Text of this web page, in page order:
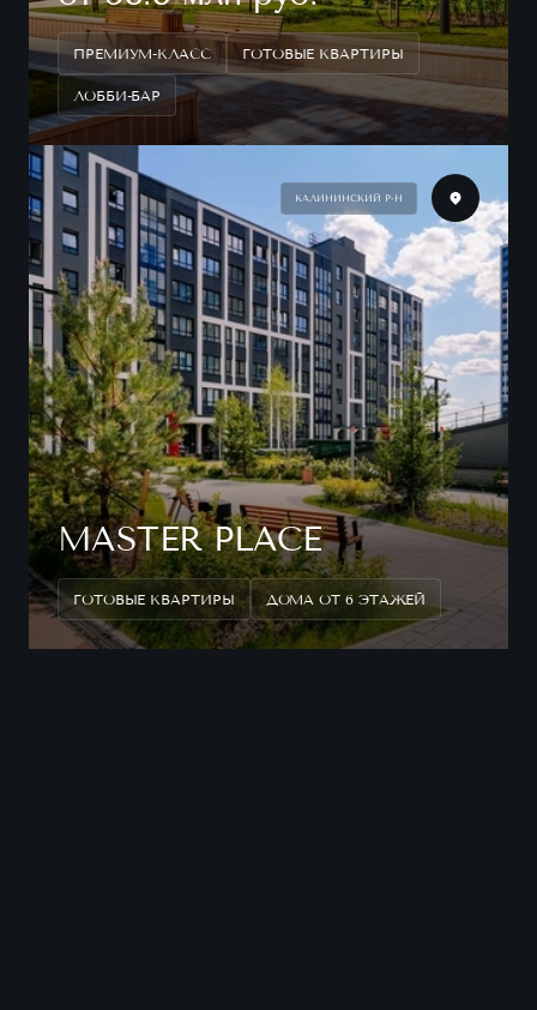
ПРЕМИУМ-КЛАСС ГОТОВЫЕ КВАРТИРЫ
ЛОББИ-БАР
КАЛИНИНСКИЙ Р-Н
MASTER PLACE
ГОТОВЫЕ КВАРТИРЫ ДОМА ОТ 6 ЭТАЖЕЙ